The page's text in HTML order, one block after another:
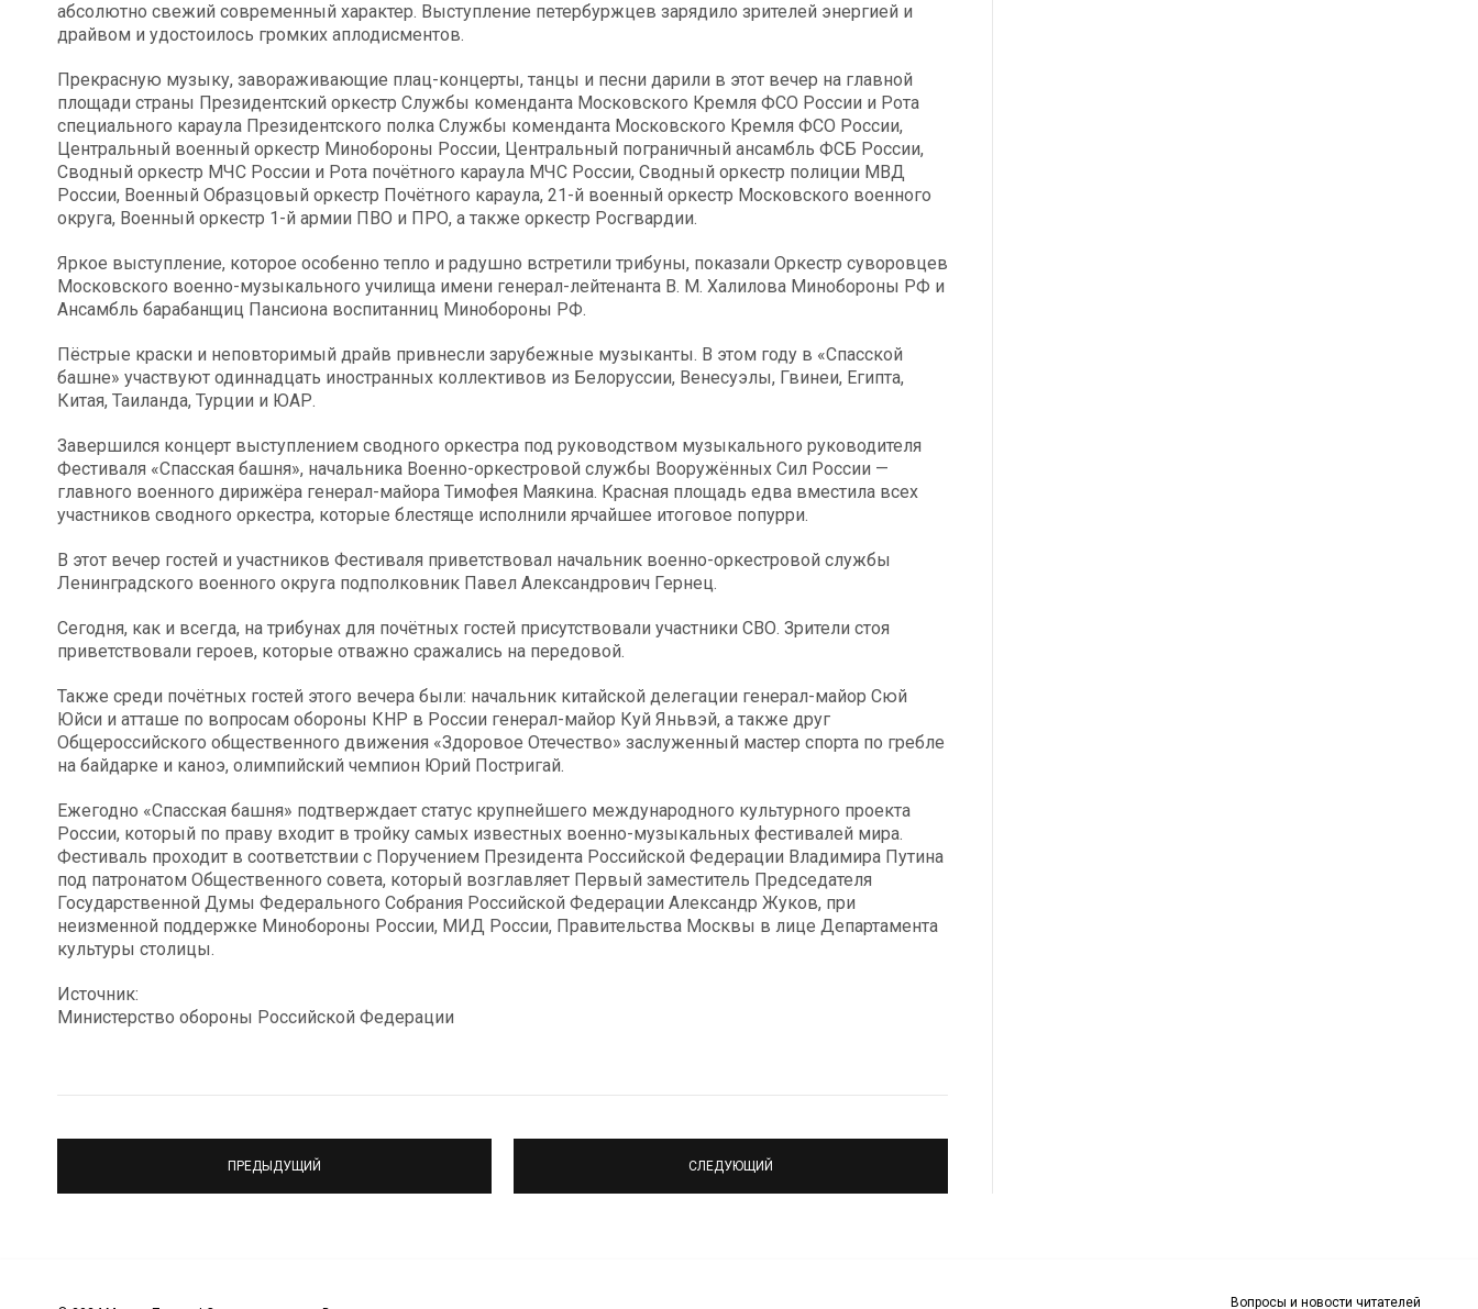
абсолютно свежий современный характер. Выступление петербуржцев зарядило зрителей энергией и
драйвом и удостоилось громких аплодисментов.
Прекрасную музыку, завораживающие плац-концерты, танцы и песни дарили в этот вечер на главной
площади страны Президентский оркестр Службы коменданта Московского Кремля ФСО России и Рота
специального караула Президентского полка Службы коменданта Московского Кремля ФСО России,
Центральный военный оркестр Минобороны России, Центральный пограничный ансамбль ФСБ России,
Сводный оркестр МЧС России и Рота почётного караула МЧС России, Сводный оркестр полиции МВД
России, Военный Образцовый оркестр Почётного караула, 21-й военный оркестр Московского военного
округа, Военный оркестр 1-й армии ПВО и ПРО, а также оркестр Росгвардии.
Яркое выступление, которое особенно тепло и радушно встретили трибуны, показали Оркестр суворовцев
Московского военно-музыкального училища имени генерал-лейтенанта В. М. Халилова Минобороны РФ и
Ансамбль барабанщиц Пансиона воспитанниц Минобороны РФ.
Пёстрые краски и неповторимый драйв привнесли зарубежные музыканты. В этом году в «Спасской
башне» участвуют одиннадцать иностранных коллективов из Белоруссии, Венесуэлы, Гвинеи, Египта,
Китая, Таиланда, Турции и ЮАР.
Завершился концерт выступлением сводного оркестра под руководством музыкального руководителя
Фестиваля «Спасская башня», начальника Военно-оркестровой службы Вооружённых Сил России —
главного военного дирижёра генерал-майора Тимофея Маякина. Красная площадь едва вместила всех
участников сводного оркестра, которые блестяще исполнили ярчайшее итоговое попурри.
В этот вечер гостей и участников Фестиваля приветствовал начальник военно-оркестровой службы
Ленинградского военного округа подполковник Павел Александрович Гернец.
Сегодня, как и всегда, на трибунах для почётных гостей присутствовали участники СВО. Зрители стоя
приветствовали героев, которые отважно сражались на передовой.
Также среди почётных гостей этого вечера были: начальник китайской делегации генерал-майор Сюй
Юйси и атташе по вопросам обороны КНР в России генерал-майор Куй Яньвэй, а также друг
Общероссийского общественного движения «Здоровое Отечество» заслуженный мастер спорта по гребле
на байдарке и каноэ, олимпийский чемпион Юрий Постригай.
Ежегодно «Спасская башня» подтверждает статус крупнейшего международного культурного проекта
России, который по праву входит в тройку самых известных военно-музыкальных фестивалей мира.
Фестиваль проходит в соответствии с Поручением Президента Российской Федерации Владимира Путина
под патронатом Общественного совета, который возглавляет Первый заместитель Председателя
Государственной Думы Федерального Собрания Российской Федерации Александр Жуков, при
неизменной поддержке Минобороны России, МИД России, Правительства Москвы в лице Департамента
культуры столицы.
Источник:
Министерство обороны Российской Федерации
ПРЕДЫДУЩИЙ СЛЕДУЮЩИЙ
Вопросы и новости читателей